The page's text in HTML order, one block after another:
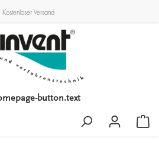
Kostenloser Versand
button.text